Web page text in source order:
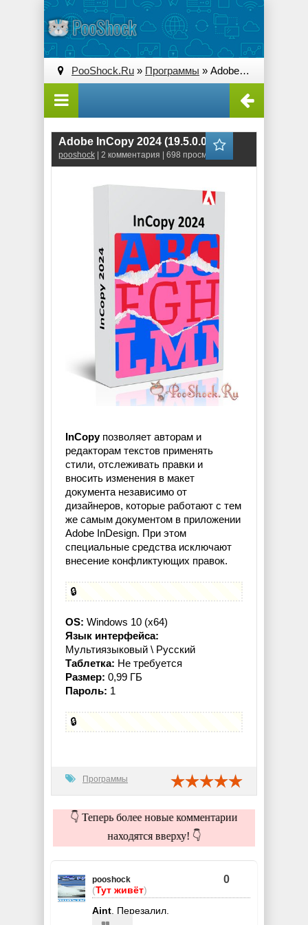
PooShock.Ru » Программы » Adobe InCopy 2024 (19.5.0.084)
Adobe InCopy 2024 (19.5.0.084)
pooshock | 2 комментария | 698 просмотров
InCopyпозволяет авторам и
редакторам текстов применять
стили, отслеживать правки и
вносить изменения в макет
документа независимо от
дизайнеров, которые работают с тем
же самым документом в приложении
Adobe InDesign. При этом
специальные средства исключают
внесение конфликтующих правок.
🔒
OS: Windows 10 (x64)
Язык интерфейса:
Мультиязыковый \ Русский
Таблетка: Не требуется
Размер: 0,99 ГБ
Пароль: 1
🔒
Программы
👇 Теперь более новые комментарии
находятся вверху! 👇
pooshock
(Тут живёт)
0
Aint , Перезалил.